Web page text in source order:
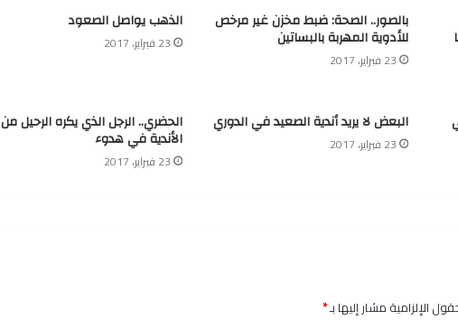
بالصور.. الصحة: ضبط مخزن غير مرخص
للأدوية المهربة بالبساتين
23 فبراير، 2017
الذهب يواصل الصعود
23 فبراير، 2017
1 في البعض لا يريد أندية الصعيد في الدوري
23 فبراير، 2017
الحضري.. الرجل الذي يكره الرحيل من
الأندية في هدوء
23 فبراير، 2017
الإلزامية مشار إليها بـ*